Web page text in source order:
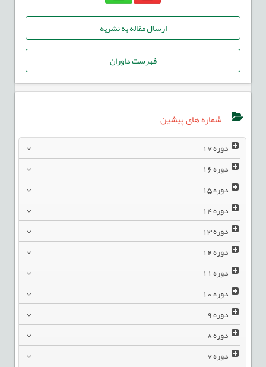
ارسال مقاله به نشریه
فهرست داوران
شماره های پیشین
دوره17
دوره16
دوره15
دوره14
دوره13
دوره12
دوره11
دوره10
دوره9
دوره8
دوره7